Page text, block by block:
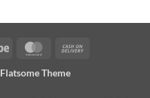
84,99 €
Stripe MasterCard
Flatsome Theme